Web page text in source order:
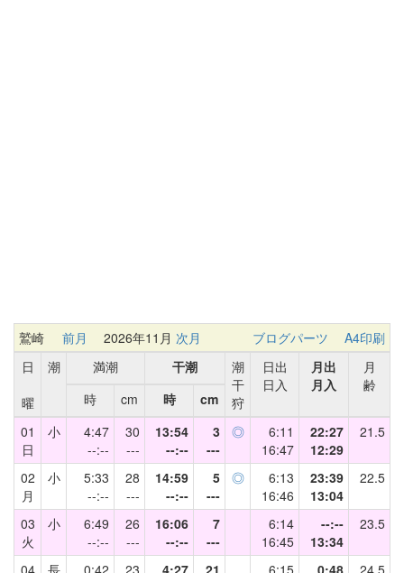
鷲崎 前月 2026年11月 次月 ブログパーツ
A4印刷
日
曜
潮 満潮 干潮
潮
干
狩
日出
日入
月出
月入
月
齢
時
cm 時
cm
01
日
小
4:47
--:--
30
---
13:54
--:--
3
---
◎
6:11
16:47
22:27
12:29
21.5
02
月
小
5:33
--:--
28
---
14:59
--:--
5
---
◎
6:13
16:46
23:39
13:04
22.5
03
火
小
6:49
--:--
26
---
16:06
--:--
7
---
6:14
16:45
--:--
13:34
23.5
04
長
0:42
23
4:27
21
6:15
0:48
24.5